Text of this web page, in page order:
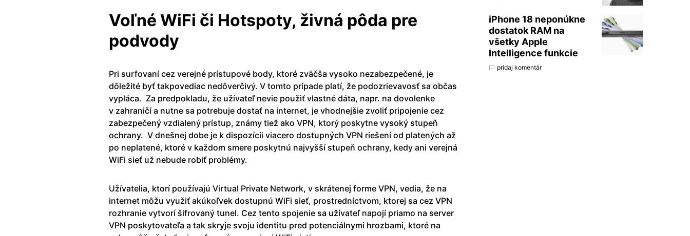
Voľné WiFi či Hotspoty, živná pôda pre
podvody
Pri surfovaní cez verejné prístupové body, ktoré zväčša vysoko nezabezpečené, je
dôležité byť takpovediac nedôverčivý. V tomto prípade platí, že podozrievavosť sa občas
vypláca. Za predpokladu, že užívateľ nevie použiť vlastné dáta, napr. na dovolenke
v zahraničí a nutne sa potrebuje dostať na internet, je vhodnejšie zvoliť pripojenie cez
zabezpečený vzdialený prístup, známy tiež ako VPN, ktorý poskytne vysoký stupeň
ochrany. V dnešnej dobe je k dispozícii viacero dostupných VPN riešení od platených až
po neplatené, ktoré v každom smere poskytnú najvyšší stupeň ochrany, kedy ani verejná
WiFi sieť už nebude robiť problémy.
Užívatelia, ktorí používajú Virtual Private Network, v skrátenej forme VPN, vedia, že na
internet môžu využiť akúkoľvek dostupnú WiFi sieť, prostredníctvom, ktorej sa cez VPN
rozhranie vytvorí šifrovaný tunel. Cez tento spojenie sa užívateľ napojí priamo na server
VPN poskytovateľa a tak skryje svoju identitu pred potenciálnymi hrozbami, ktoré na
iPhone 18 neponúkne
dostatok RAM na
všetky Apple
Intelligence funkcie
pridaj komentár